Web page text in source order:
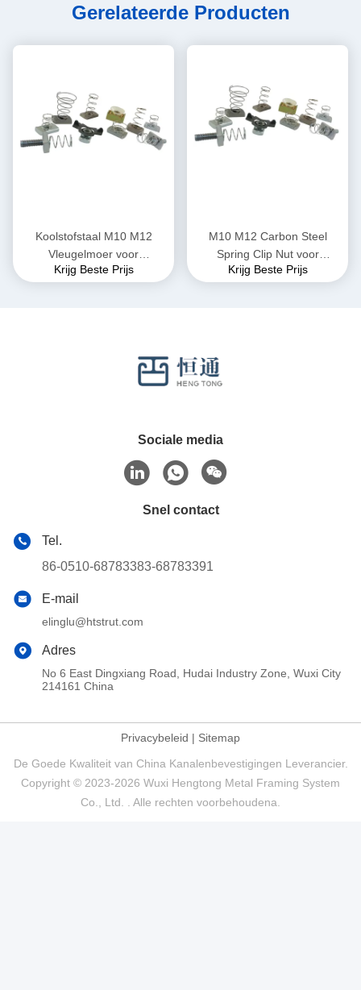
Gerelateerde Producten
Koolstofstaal M10 M12
Vleugelmoer voor
Kanaalstaal
Krijg Beste Prijs
M10 M12 Carbon Steel
Spring Clip Nut voor
kanaalstaal
Krijg Beste Prijs
Sociale media
Snel contact
Tel.
86-0510-68783383-68783391
E-mail
elinglu@htstrut.com
Adres
No 6 East Dingxiang Road, Hudai Industry Zone, Wuxi City
214161 China
Privacybeleid | Sitemap
De Goede Kwaliteit van China Kanalenbevestigingen Leverancier.
Copyright © 2023-2026 Wuxi Hengtong Metal Framing System
Co., Ltd. . Alle rechten voorbehoudena.